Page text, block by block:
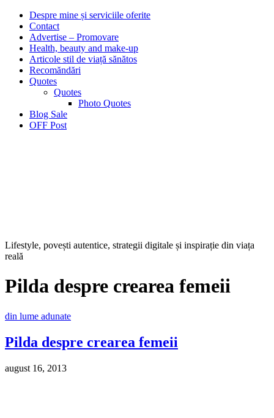
Despre mine și serviciile oferite
Contact
Advertise – Promovare
Health, beauty and make-up
Articole stil de viață sănătos
Recomăndări
Quotes
Quotes
Photo Quotes
Blog Sale
OFF Post
Lifestyle, povești autentice, strategii digitale și inspirație din viața
reală
Pilda despre crearea femeii
din lume adunate
Pilda despre crearea femeii
august 16, 2013